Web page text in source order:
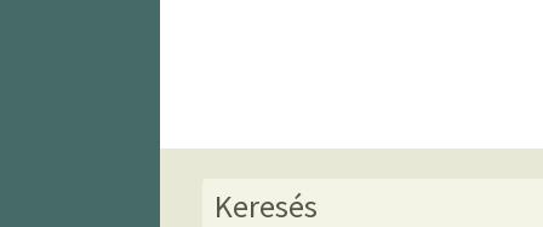
Keresés